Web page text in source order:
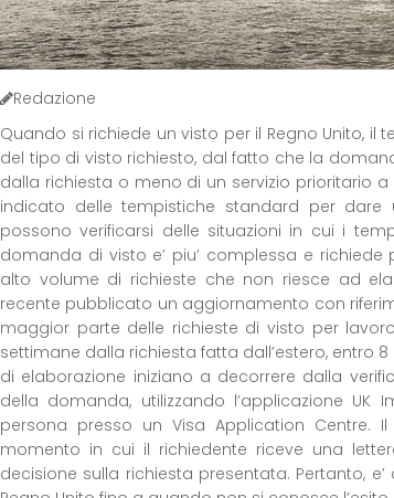
Redazione
Quando si richiede un visto per il Regno Unito,
del tipo di visto richiesto, dal fatto che la
dalla richiesta o meno di un servizio prioritario a
indicato delle tempistiche standard per dare
possono verificarsi delle situazioni in cui i
domanda di visto e’ piu’ complessa e richiede
alto volume di richieste che non riesce ad
recente pubblicato un aggiornamento con
maggior parte delle richieste di visto per
settimane dalla richiesta fatta dall’estero, entro
di elaborazione iniziano a decorrere dalla
della domanda, utilizzando l’applicazione UK
persona presso un Visa Application
momento in cui il richiedente riceve una
decisione sulla richiesta presentata. Pertanto,